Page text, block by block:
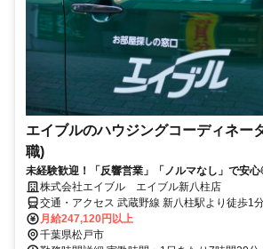
エイブルのハウジングコーディネー
職)
未経験歓迎！「反響営業」「ノルマなし」で安
株式会社エイブル エイブル新八柱店
交通・アクセス 武蔵野線 新八柱駅より徒歩1
月給247,120円以上
千葉県松戸市